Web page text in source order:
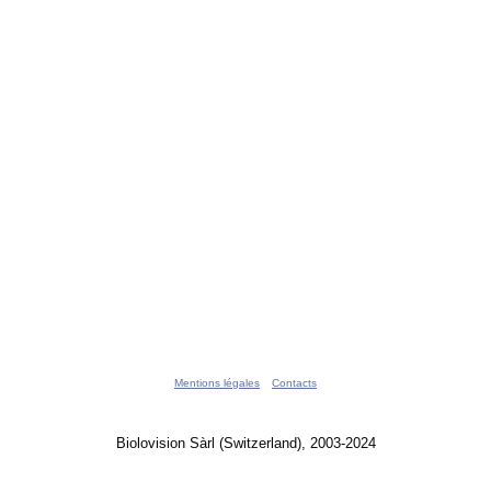
Mentions légales Contacts
Biolovision Sàrl (Switzerland), 2003-2024